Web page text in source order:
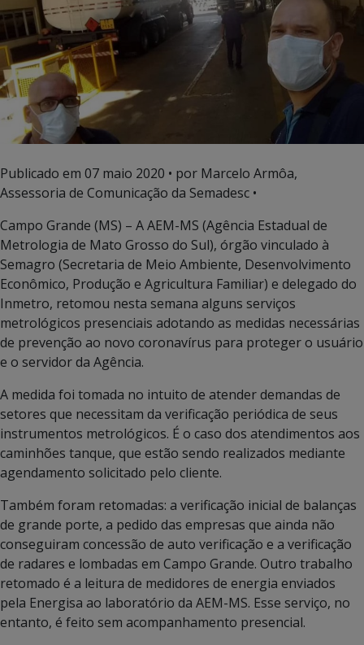
Publicado em 07 maio 2020 • por Marcelo Armôa,
Assessoria de Comunicação da Semadesc •
Campo Grande (MS) – A AEM-MS (Agência Estadual de
Metrologia de Mato Grosso do Sul), órgão vinculado à
Semagro (Secretaria de Meio Ambiente, Desenvolvimento
Econômico, Produção e Agricultura Familiar) e delegado do
Inmetro, retomou nesta semana alguns serviços
metrológicos presenciais adotando as medidas necessárias
de prevenção ao novo coronavírus para proteger o usuário
e o servidor da Agência.
A medida foi tomada no intuito de atender demandas de
setores que necessitam da verificação periódica de seus
instrumentos metrológicos. É o caso dos atendimentos aos
caminhões tanque, que estão sendo realizados mediante
agendamento solicitado pelo cliente.
Também foram retomadas: a verificação inicial de balanças
de grande porte, a pedido das empresas que ainda não
conseguiram concessão de auto verificação e a verificação
de radares e lombadas em Campo Grande. Outro trabalho
retomado é a leitura de medidores de energia enviados
pela Energisa ao laboratório da AEM-MS. Esse serviço, no
entanto, é feito sem acompanhamento presencial.